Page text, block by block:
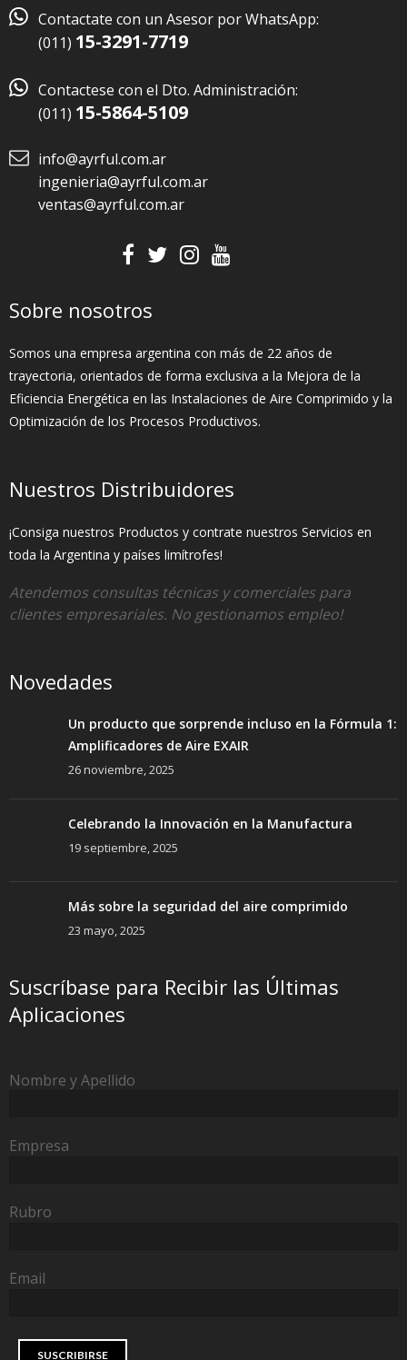
 Contactate con un Asesor por WhatsApp:
(011) 15-3291-7719
 Contactese con el Dto. Administración:
(011) 15-5864-5109
info@ayrful.com.ar
ingenieria@ayrful.com.ar
ventas@ayrful.com.ar
Sobre nosotros
Somos una empresa argentina con más de 22 años de
trayectoria, orientados de forma exclusiva a la Mejora de la
Eficiencia Energética en las Instalaciones de Aire Comprimido y la
Optimización de los Procesos Productivos.
Nuestros Distribuidores
¡Consiga nuestros Productos y contrate nuestros Servicios en
toda la Argentina y países limítrofes!
Atendemos consultas técnicas y comerciales para
clientes empresariales. No gestionamos empleo!
Novedades
Un producto que sorprende incluso en la Fórmula 1:
Amplificadores de Aire EXAIR
26 noviembre, 2025
Celebrando la Innovación en la Manufactura
19 septiembre, 2025
Más sobre la seguridad del aire comprimido
23 mayo, 2025
Suscríbase para Recibir las Últimas
Aplicaciones
Nombre y Apellido
Empresa
Rubro
Email